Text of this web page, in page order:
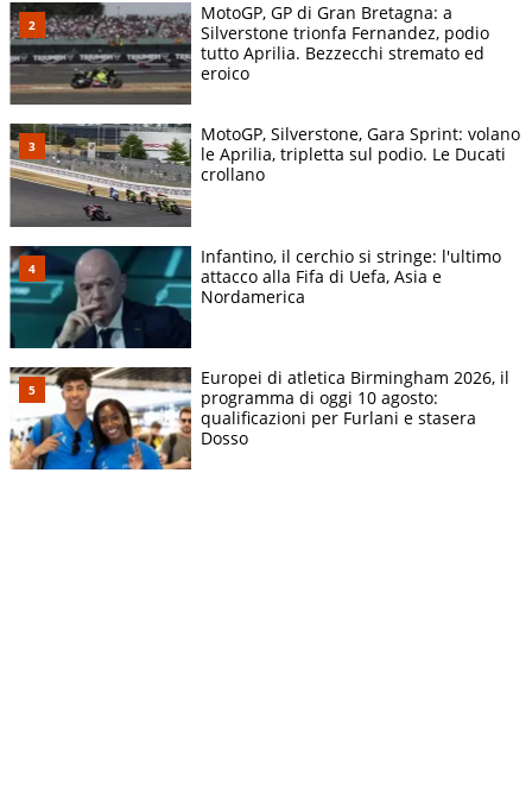
MotoGP, GP di Gran Bretagna: a
Silverstone trionfa Fernandez, podio
tutto Aprilia. Bezzecchi stremato ed
eroico
MotoGP, Silverstone, Gara Sprint: volano
le Aprilia, tripletta sul podio. Le Ducati
crollano
Infantino, il cerchio si stringe: l'ultimo
attacco alla Fifa di Uefa, Asia e
Nordamerica
Europei di atletica Birmingham 2026, il
programma di oggi 10 agosto:
qualificazioni per Furlani e stasera
Dosso